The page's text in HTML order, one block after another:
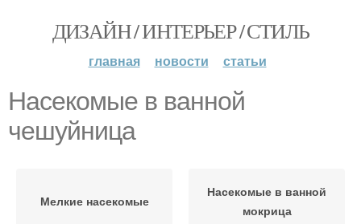
ДИЗАЙН / ИНТЕРЬЕР / СТИЛЬ
главная новости статьи
Насекомые в ванной
чешуйница
Мелкие насекомые
Насекомые в ванной
мокрица